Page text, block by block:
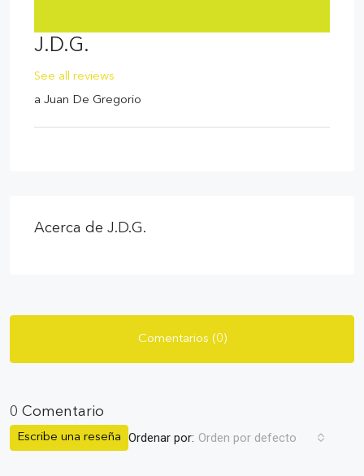
J.D.G.
See all reviews
a Juan De Gregorio
Acerca de J.D.G.
Comentarios (0)
0 Comentario
Ordenar por: Orden por defecto
Escribe una reseña